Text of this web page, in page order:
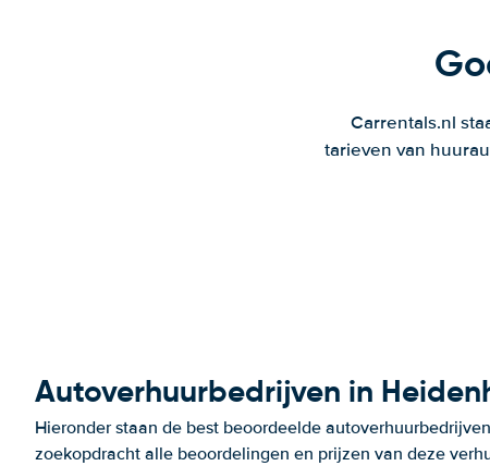
Carrentals.nl
tarieven van
Autoverhuurbedrijven in
Hieronder staan de best beoordeelde
zoekopdracht alle beoordelingen en prijzen van deze